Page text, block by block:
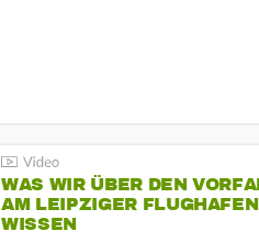
WAS WIR ÜBER DEN
AM LEIPZIGER FLUGHAFEN
WISSEN